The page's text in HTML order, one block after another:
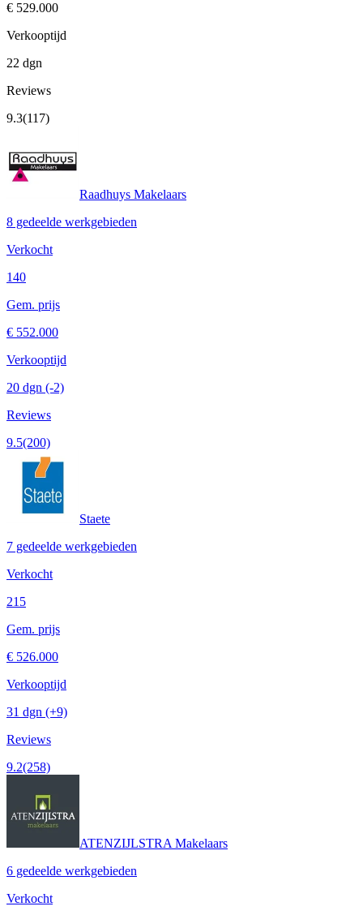
€ 529.000
Verkooptijd
22 dgn
Reviews
9.3(117)
Raadhuys Makelaars
8 gedeelde werkgebieden
Verkocht
140
Gem. prijs
€ 552.000
Verkooptijd
20 dgn (-2)
Reviews
9.5(200)
Staete
7 gedeelde werkgebieden
Verkocht
215
Gem. prijs
€ 526.000
Verkooptijd
31 dgn (+9)
Reviews
9.2(258)
ATENZIJLSTRA Makelaars
6 gedeelde werkgebieden
Verkocht